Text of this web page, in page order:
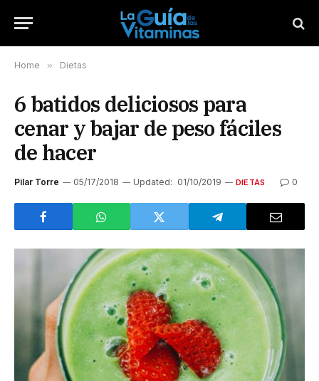
Home » Dietas
6 batidos deliciosos para
cenar y bajar de peso fáciles
de hacer
Pilar Torre 05/17/2018 Updated: 01/10/2019 DIETAS 0